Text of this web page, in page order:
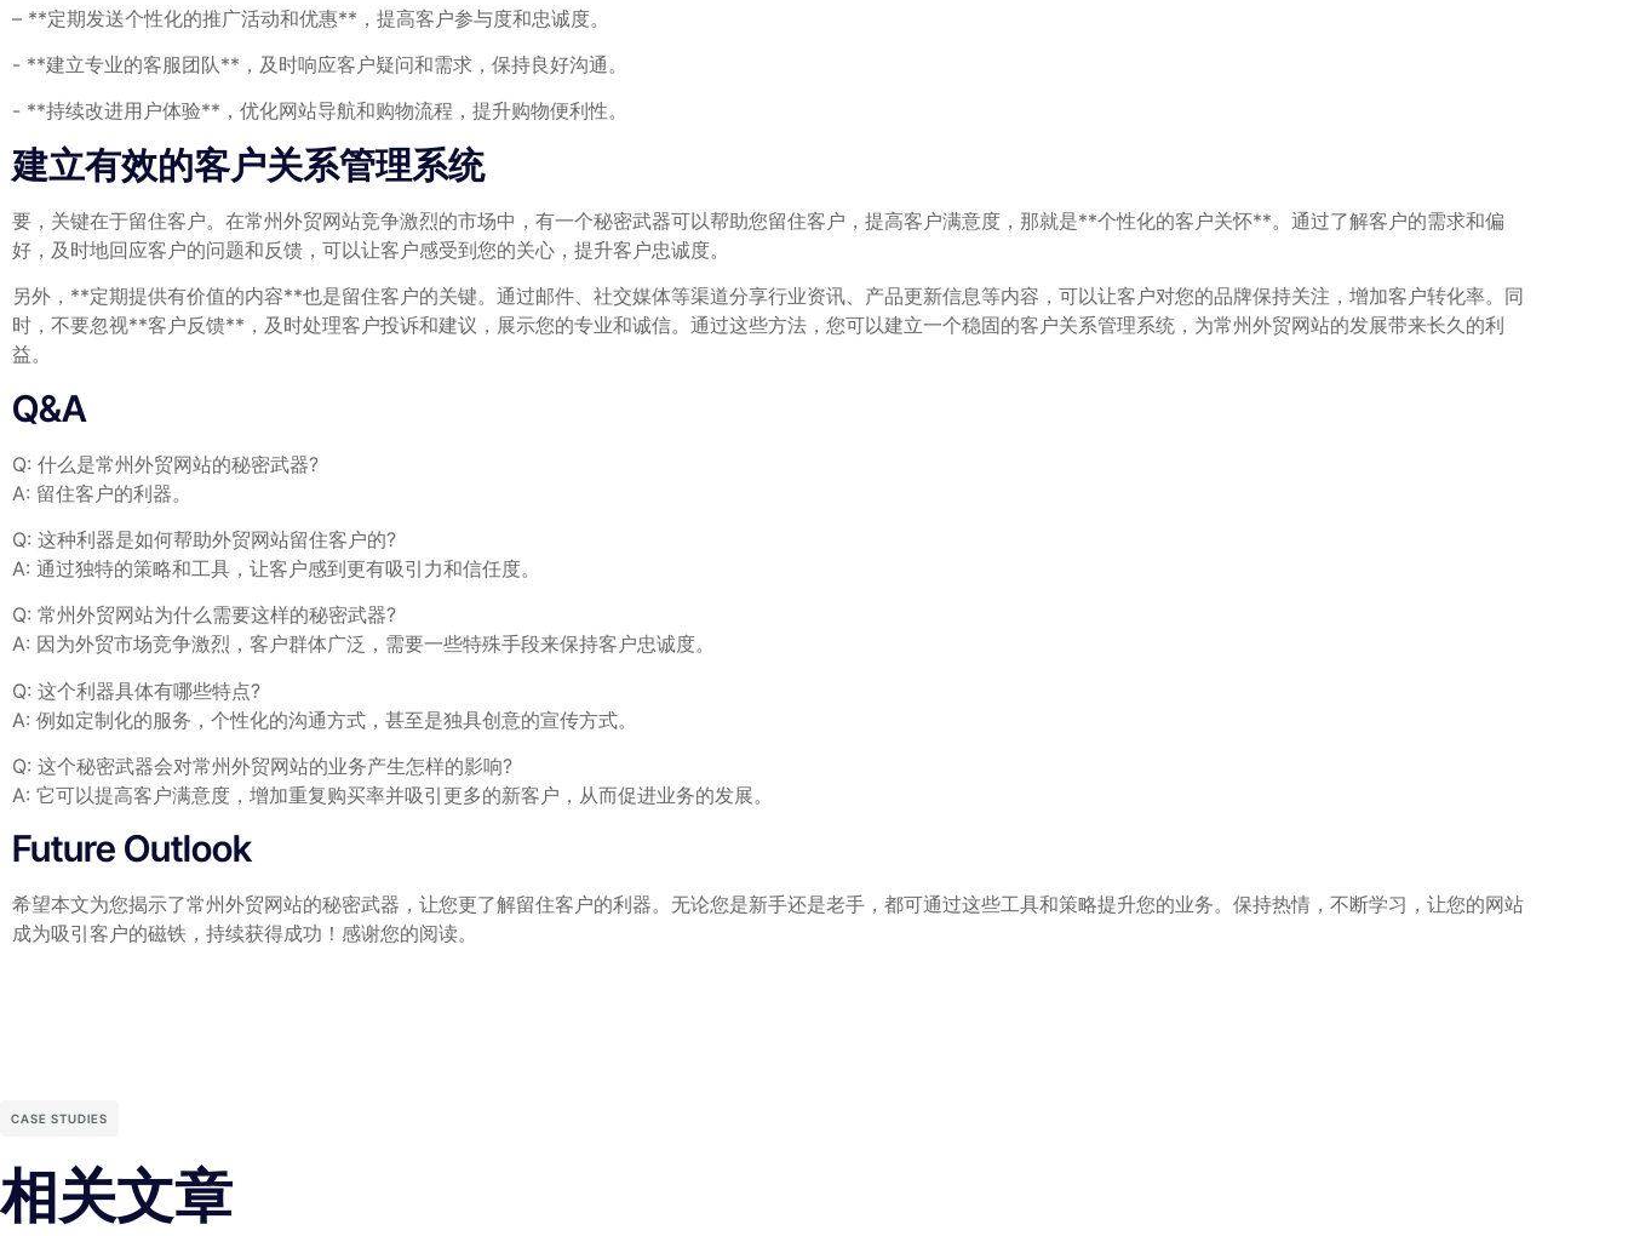
– **定期发送个性化的推广活动和优惠**，提高客户参与度和忠诚度。
-⁢ **建立专业的客服团队**，及时响应客户疑问和需求，保持良好沟通。
-‍ **持续改进用户体验**，优化网站导航和购物流程，提升购物便利性。
建立有效的客户关系管理系统
要，关键在于留住客户。在常州外贸网站竞争激烈的市场中，有一个秘密武器可以帮助您留住客户，提高客户满意度，那就是**个性化的客户关怀**。通过了解客户的需求和偏
好，及时地回应客户的问题和反馈，可以让客户感受到您的关心，提升客户忠诚度。
另外，**定期提供有价值的内容**也是留住客户的关键。通过邮件、社交媒体等渠道分享行业资讯、产品更新信息等内容，可以让客户对您的品牌保持关注，增加客户转化率。同
时，不要忽视**客户反馈**，及时处理客户投诉和建议，展示您的专业和诚信。通过这些方法，您可以建立一个稳固的客户关系管理系统，为常州外贸网站的发展带来长久的利
益。
Q&A
Q: ⁢什么是常州外贸网站的秘密武器?
A: 留住客户的利器。
Q: 这种利器是如何帮助外贸网站留住客户的?
A: 通过独特的策略和工具，让客户感到更有吸引力和信任度。
Q:⁤ 常州外贸网站为什么需要这样的秘密武器?
A: ⁢因为外贸市场竞争激烈，客户群体广泛，需要一些特殊手段来保持客户忠诚度。
Q: 这个利器具体有哪些特点?
A: ‌例如定制化的服务，个性化的沟通方式，甚至是独具创意的宣传方式。
Q: 这个秘密武器会对常州外贸网站的业务产生怎样的影响?
A: 它可以提高客户满意度，增加重复购买率并吸引更多的新客户，从而促进业务的发展。
Future Outlook
希望本文为您揭示了常州外贸网站的秘密武器，让您更了解留住客户的利器。无论您是新手还是老手，都可通过这些工具和策略提升您的业务。保持热情，不断学习，让您的网站
成为吸引客户的磁铁，持续获得成功！感谢您的阅读。
CASE STUDIES
相关文章